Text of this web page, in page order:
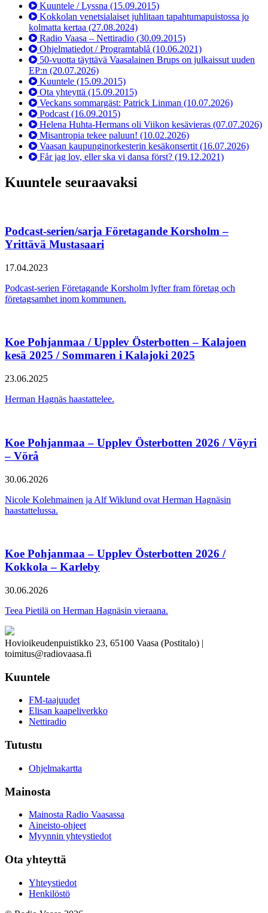
Kuuntele / Lyssna (15.09.2015)
Kokkolan venetsialaiset juhlitaan tapahtumapuistossa jo
kolmatta kertaa (27.08.2024)
Radio Vaasa – Nettiradio (30.09.2015)
Ohjelmatiedot / Programtablå (10.06.2021)
50-vuotta täyttävä Vaasalainen Brups on julkaissut uuden
EP:n (20.07.2026)
Kuuntele (15.09.2015)
Ota yhteyttä (15.09.2015)
Veckans sommargäst: Patrick Linman (10.07.2026)
Podcast (16.09.2015)
Helena Huhta-Hermans oli Viikon kesävieras (07.07.2026)
Misantropia tekee paluun! (10.02.2026)
Vaasan kaupunginorkesterin kesäkonsertit (16.07.2026)
Får jag lov, eller ska vi dansa först? (19.12.2021)
Kuuntele seuraavaksi
Podcast-serien/sarja Företagande Korsholm –
Yrittävä Mustasaari
17.04.2023
Podcast-serien Företagande Korsholm lyfter fram företag och
företagsamhet inom kommunen.
Koe Pohjanmaa / Upplev Österbotten – Kalajoen
kesä 2025 / Sommaren i Kalajoki 2025
23.06.2025
Herman Hagnäs haastattelee.
Koe Pohjanmaa – Upplev Österbotten 2026 / Vöyri
– Vörå
30.06.2026
Nicole Kolehmainen ja Alf Wiklund ovat Herman Hagnäsin
haastattelussa.
Koe Pohjanmaa – Upplev Österbotten 2026 /
Kokkola – Karleby
30.06.2026
Teea Pietilä on Herman Hagnäsin vieraana.
Hovioikeudenpuistikko 23, 65100 Vaasa (Postitalo) |
toimitus@radiovaasa.fi
Kuuntele
FM-taajuudet
Elisan kaapeliverkko
Nettiradio
Tutustu
Ohjelmakartta
Mainosta
Mainosta Radio Vaasassa
Aineisto-ohjeet
Myynnin yhteystiedot
Ota yhteyttä
Yhteystiedot
Henkilöstö